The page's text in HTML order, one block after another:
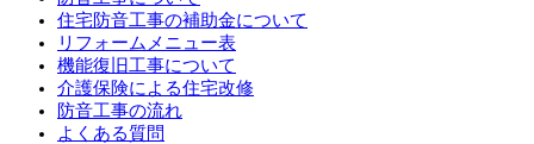
住宅防音工事の補助金について
リフォームメニュー表
機能復旧工事について
介護保険による住宅改修
防音工事の流れ
よくある質問